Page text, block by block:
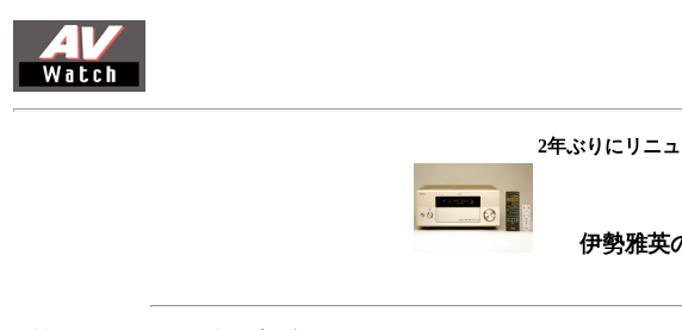
2年ぶりにリニ
伊勢雅英